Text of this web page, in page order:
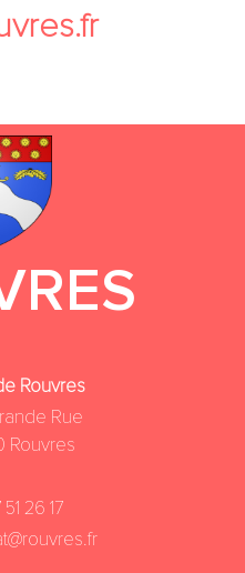
Rouvres
Rue
Rouvres
26 17